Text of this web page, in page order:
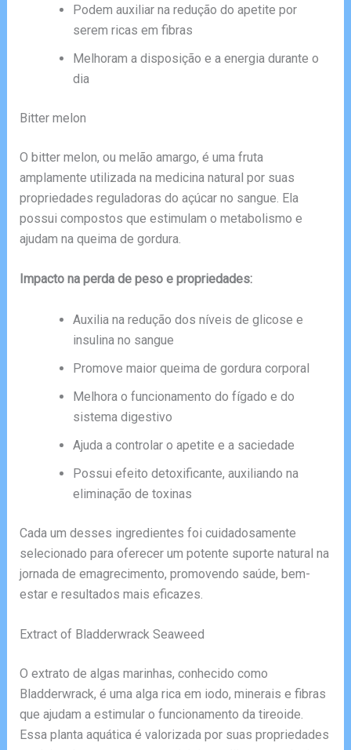
Podem auxiliar na redução do apetite por
serem ricas em fibras
Melhoram a disposição e a energia durante o
dia
Bitter melon
O bitter melon, ou melão amargo, é uma fruta
amplamente utilizada na medicina natural por suas
propriedades reguladoras do açúcar no sangue. Ela
possui compostos que estimulam o metabolismo e
ajudam na queima de gordura.
Impacto na perda de peso e propriedades:
Auxilia na redução dos níveis de glicose e
insulina no sangue
Promove maior queima de gordura corporal
Melhora o funcionamento do fígado e do
sistema digestivo
Ajuda a controlar o apetite e a saciedade
Possui efeito detoxificante, auxiliando na
eliminação de toxinas
Cada um desses ingredientes foi cuidadosamente
selecionado para oferecer um potente suporte natural na
jornada de emagrecimento, promovendo saúde, bem-
estar e resultados mais eficazes.
Extract of Bladderwrack Seaweed
O extrato de algas marinhas, conhecido como
Bladderwrack, é uma alga rica em iodo, minerais e fibras
que ajudam a estimular o funcionamento da tireoide.
Essa planta aquática é valorizada por suas propriedades